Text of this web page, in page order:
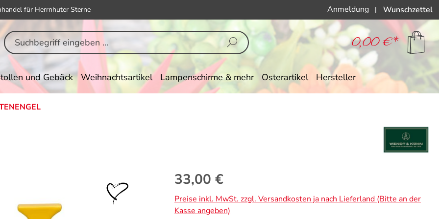
für Herrnhuter Sterne Anmeldung | Wunschzettel
0,00 €*
und Gebäck Weihnachtsartikel Lampenschirme & mehr Osterartikel Hersteller
Regulärer Preis:
33,00 €
Preise inkl. MwSt. zzgl. Versandkosten ja nach Lieferland (Bitte an der
Kasse angeben)